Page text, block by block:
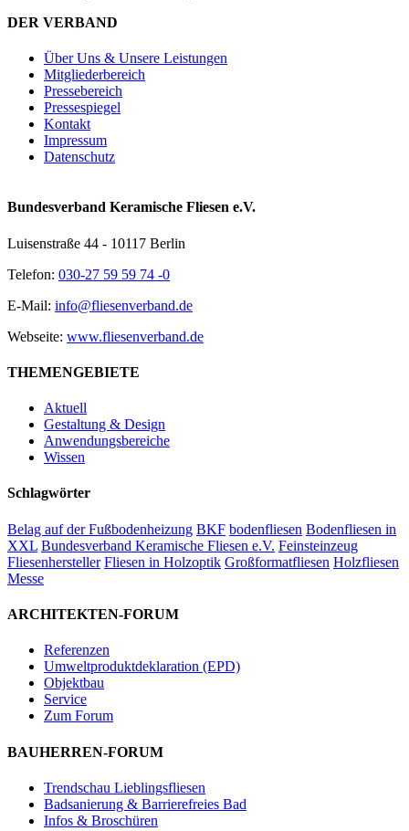
DER VERBAND
Über Uns & Unsere Leistungen
Mitgliederbereich
Pressebereich
Pressespiegel
Kontakt
Impressum
Datenschutz
Bundesverband Keramische Fliesen e.V.
Luisenstraße 44 - 10117 Berlin
Telefon: 030-27 59 59 74 -0
E-Mail: info@fliesenverband.de
Webseite: www.fliesenverband.de
THEMENGEBIETE
Aktuell
Gestaltung & Design
Anwendungsbereiche
Wissen
Schlagwörter
Belag auf der Fußbodenheizung BKF bodenfliesen Bodenfliesen in
XXL Bundesverband Keramische Fliesen e.V. Feinsteinzeug
Fliesenhersteller Fliesen in Holzoptik Großformatfliesen Holzfliesen
Messe
ARCHITEKTEN-FORUM
Referenzen
Umweltproduktdeklaration (EPD)
Objektbau
Service
Zum Forum
BAUHERREN-FORUM
Trendschau Lieblingsfliesen
Badsanierung & Barrierefreies Bad
Infos & Broschüren